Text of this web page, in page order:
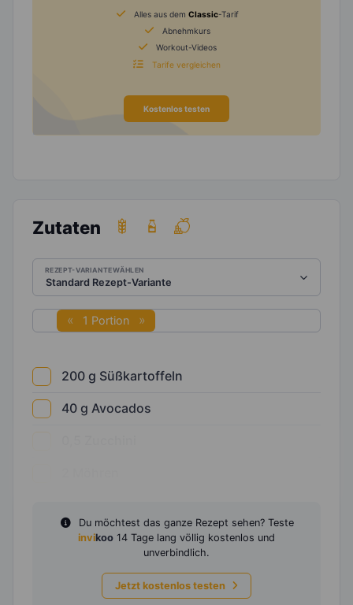
Alles aus dem Classic-Tarif
Abnehmkurs
Workout-Videos
Tarife vergleichen
Kostenlos testen
Zutaten
REZEPT-VARIANTE WÄHLEN
1 Portion
200 g Süßkartoffeln
40 g Avocados
Du möchtest das ganze Rezept sehen? Teste
invikoo 14 Tage lang völlig kostenlos und
unverbindlich.
Jetzt kostenlos testen